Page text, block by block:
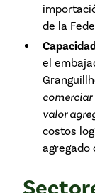
de la
el
comerciar
valor
costos
agregado